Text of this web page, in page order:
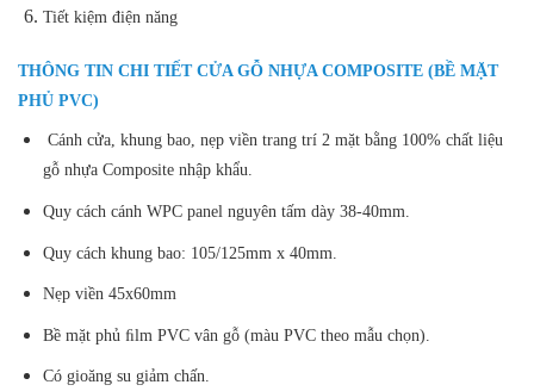
Tiết kiệm điện năng
THÔNG TIN CHI TIẾT CỬA GỖ NHỰA COMPOSITE (BỀ MẶT
PHỦ PVC)
Cánh cửa, khung bao, nẹp viền trang trí 2 mặt bằng 100% chất liệu
gỗ nhựa Composite nhập khẩu.
Quy cách cánh WPC panel nguyên tấm dày 38-40mm.
Quy cách khung bao: 105/125mm x 40mm.
Nẹp viền 45x60mm
Bề mặt phủ ﬁlm PVC vân gỗ (màu PVC theo mẫu chọn).
Có gioăng su giảm chấn.